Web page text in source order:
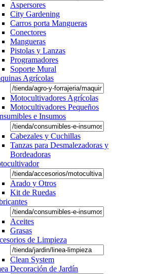
Aspersores
City Gardening
Carros porta Mangueras
Conectores
Mangueras
Pistolas y Lanzas
Programadores
Soporte Mural
Agrícolas
Motocultivadores Agrícolas
Motocultivadores Pequeños
e Insumos
Cabezales y Cuchillas
Tanzas para Desmalezadoras y
Bordeadoras
Arado y Otros
Kit de Ruedas
Aceites
Grasas
de Limpieza
Clean System
Decoración de Jardín